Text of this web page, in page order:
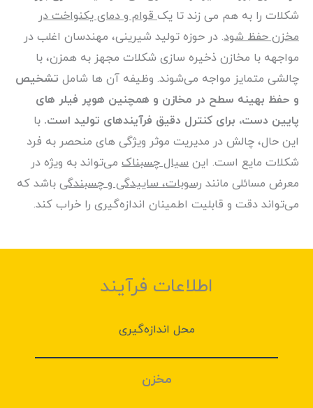
شکلات را به هم می زند تا یک قوام و دمای یکنواخت در
مخزن حفظ شود. در حوزه تولید شیرینی، مهندسان اغلب در
مواجهه با مخازن ذخیره سازی شکلات مجهز به همزن، با
چالشی متمایز مواجه می‌شوند. وظیفه آن ها شامل تشخیص
و حفظ بهینه سطح در مخازن و همچنین هوپر فیلر های
پایین دست، برای کنترل دقیق فرآیندهای تولید است. با
این حال، چالش در مدیریت موثر ویژگی های منحصر به فرد
شکلات مایع است. این سیال چسبناک می‌تواند به ویژه در
معرض مسائلی مانند رسوبات، ساییدگی و چسبندگی باشد که
می‌تواند دقت و قابلیت اطمینان اندازه‌گیری را خراب کند.
اطلاعات فرآیند
محل اندازه‌گیری
مخزن